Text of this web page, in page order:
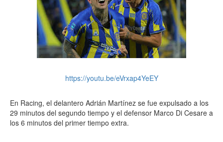
https://youtu.be/eVrxap4YeEY
En Racing, el delantero Adrián Martínez se fue expulsado a los
29 minutos del segundo tiempo y el defensor Marco Di Cesare a
los 6 minutos del primer tiempo extra.